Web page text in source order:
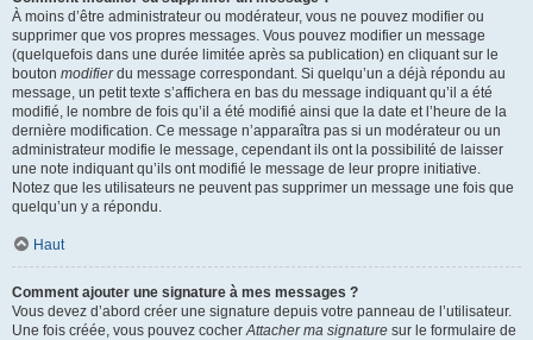
À moins d’être administrateur ou modérateur, vous ne pouvez modifier ou
supprimer que vos propres messages. Vous pouvez modifier un message
(quelquefois dans une durée limitée après sa publication) en cliquant sur le
bouton modifierdu message correspondant. Si quelqu’un a déjà répondu au
message, un petit texte s’affichera en bas du message indiquant qu’il a été
modifié, le nombre de fois qu’il a été modifié ainsi que la date et l’heure de la
dernière modification. Ce message n’apparaîtra pas si un modérateur ou un
administrateur modifie le message, cependant ils ont la possibilité de laisser
une note indiquant qu’ils ont modifié le message de leur propre initiative.
Notez que les utilisateurs ne peuvent pas supprimer un message une fois que
quelqu’un y a répondu.
Haut
Comment ajouter une signature à mes messages ?
Vous devez d’abord créer une signature depuis votre panneau de l’utilisateur.
Une fois créée, vous pouvez cocherAttacher ma signature sur le formulaire de